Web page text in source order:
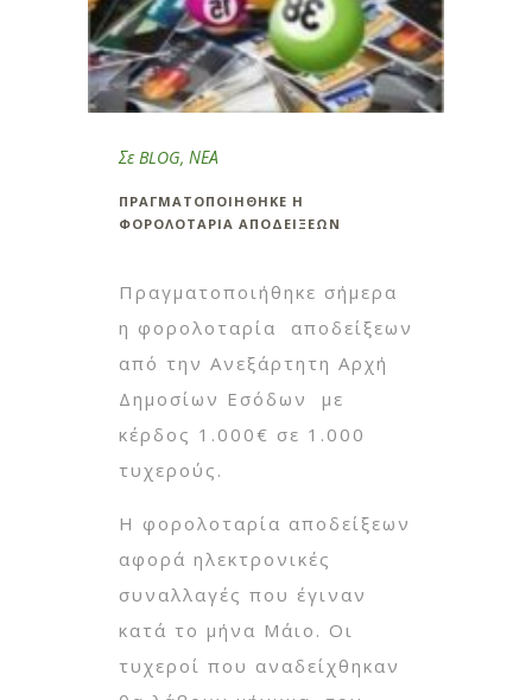
Σε BLOG, ΝΕΑ
ΠΡΑΓΜΑΤΟΠΟΙΗΘΗΚΕ Η
ΦΟΡΟΛΟΤΑΡΙΑ ΑΠΟΔΕΙΞΕΩΝ
Πραγματοποιήθηκε σήμερα
η φορολοταρία αποδείξεων
από την Ανεξάρτητη Αρχή
Δημοσίων Εσόδων με
κέρδος 1.000€ σε 1.000
τυχερούς.
Η φορολοταρία αποδείξεων
αφορά ηλεκτρονικές
συναλλαγές που έγιναν
κατά το μήνα Μάιο. Οι
τυχεροί που αναδείχθηκαν